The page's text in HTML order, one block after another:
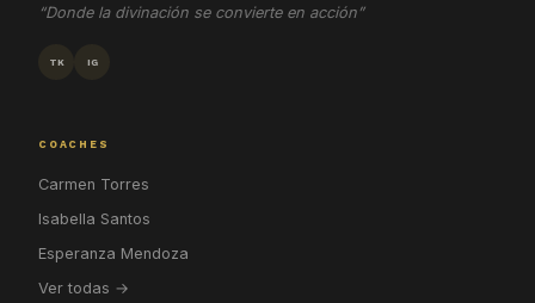
“Donde la divinación se convierte en acción”
TK IG
COACHES
Carmen Torres
Isabella Santos
Esperanza Mendoza
Ver todas →